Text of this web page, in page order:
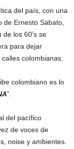
del país, con una
Ernesto Sábato,
los 60’s se
para dejar
colombianas.
colombiano es lo
”.
del pacífico
de voces de
noise y ambientes.